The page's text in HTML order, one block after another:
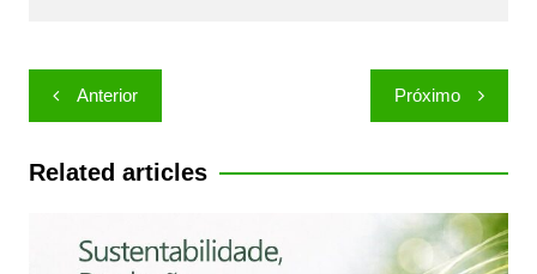
Navegação
de
Post
Anterior Próximo
Related articles